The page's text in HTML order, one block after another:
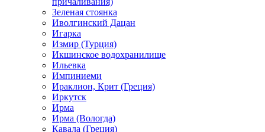
Зеленая стоянка
Иволгинский Дацан
Игарка
Измир (Турция)
Икшинское водохранилище
Ильевка
Импиниеми
Ираклион, Крит (Греция)
Иркутск
Ирма
Ирма (Вологда)
Кавала (Греция)